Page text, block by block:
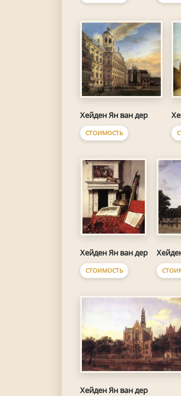
Хейден Ян ван дер
СТОИМОСТЬ
Хейден Ян ван дер
СТОИМОСТЬ
Хейден Ян ван дер